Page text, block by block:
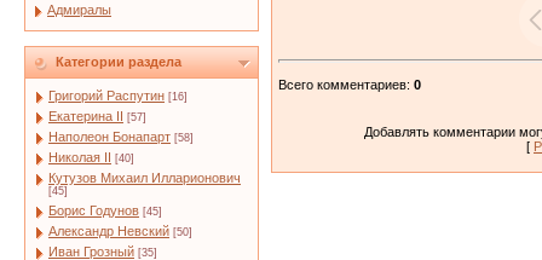
Адмиралы
Категории раздела
Григорий Распутин [16]
Екатерина II [57]
Наполеон Бонапарт [58]
Николая II [40]
Кутузов Михаил Илларионович
[45]
Борис Годунов [45]
Александр Невский [50]
Иван Грозный [35]
Всего комментариев: 0
Добавлять комментарии
[